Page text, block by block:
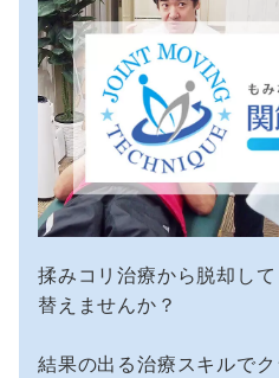
揉みコリ治療から脱却し
替えませんか？
結果の出る治療スキルで